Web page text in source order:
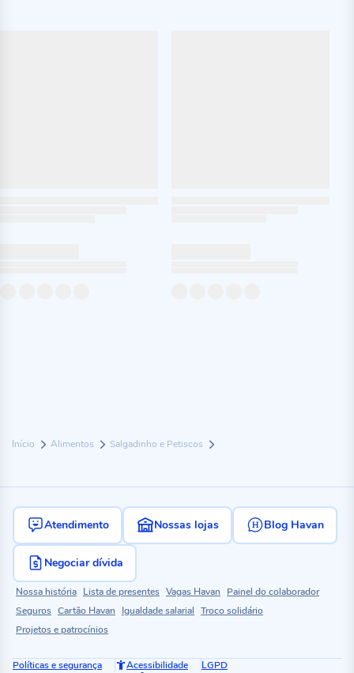
Início Alimentos Salgadinho e Petiscos
Atendimento Nossas lojas Blog Havan
Negociar dívida
Nossa história Lista de presentes Vagas Havan
Painel do colaborador
Seguros Cartão Havan Igualdade salarial Troco solidário
Projetos e patrocínios
Políticas e segurança Acessibilidade LGPD